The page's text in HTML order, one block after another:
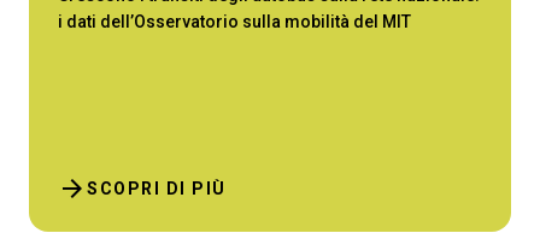
i dati dell’Osservatorio sulla mobilità del MIT
SCOPRI DI PIÙ
arrow_forward